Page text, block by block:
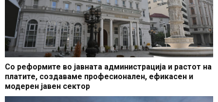
Со реформите во јавната администрација и растот на
платите, создаваме професионален, ефикасен и
модерен јавен сектор